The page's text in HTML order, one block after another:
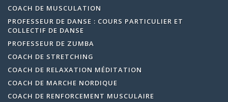
COACH DE MUSCULATION
PROFESSEUR DE DANSE : COURS PARTICULIER ET
COLLECTIF DE DANSE
PROFESSEUR DE ZUMBA
COACH DE STRETCHING
COACH DE RELAXATION MÉDITATION
COACH DE MARCHE NORDIQUE
COACH DE RENFORCEMENT MUSCULAIRE